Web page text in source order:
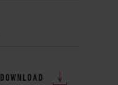
DOWNLOAD